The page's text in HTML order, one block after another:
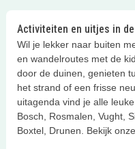
Activiteiten en uitjes in
Wil je lekker naar buiten
en wandelroutes met de
door de duinen, genieten
het strand of een frisse
uitagenda vind je alle
Bosch, Rosmalen, Vught,
Boxtel, Drunen. Bekijk